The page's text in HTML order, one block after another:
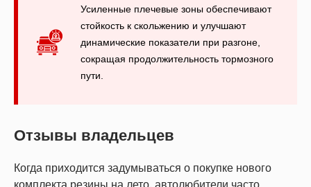
Усиленные плечевые зоны обеспечивают
стойкость к скольжению и улучшают
динамические показатели при разгоне,
сокращая продолжительность тормозного
пути.
Отзывы владельцев
Когда приходится задумываться о покупке нового
комплекта резины на лето, автолюбители часто